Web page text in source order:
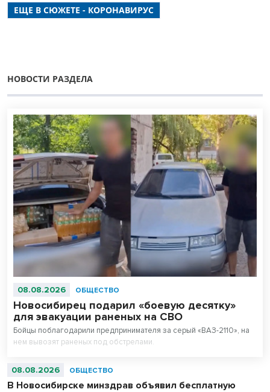
ЕЩЕ В СЮЖЕТЕ - КОРОНАВИРУС
НОВОСТИ РАЗДЕЛА
08.08.2026 ОБЩЕСТВО
Новосибирец подарил «боевую десятку»
для эвакуации раненых на СВО
Бойцы поблагодарили предпринимателя за серый «ВАЗ-2110», на
нем вывозят раненых под обстрелами.
08.08.2026 ОБЩЕСТВО
В Новосибирске минздрав объявил бесплатную